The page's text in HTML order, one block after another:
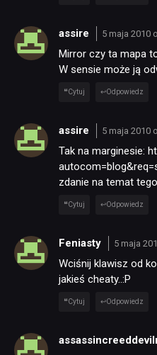
NEWSY
KULTURA
assire 5 maja 2010
Mirror czy ta mapa
W sensie może ją
Cytuj Odpowiedz
assire 5 maja 2010
Tak na marginesie:
zdanie na temat
Cytuj Odpowiedz
Feniasty 5 maja
Wciśnij klawisz od
jakieś cheaty..:P
Cytuj Odpowiedz